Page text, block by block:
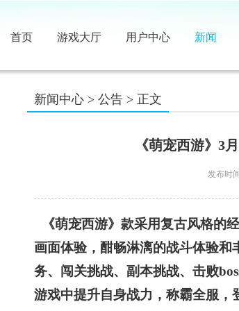
首页 游戏大厅 用户中心 新闻
新闻中心 > 公告 > 正文
《萌宠西游》3
发布时
《萌宠西游》款采用复古风格的
画面体验，酣畅淋漓的战斗体验
务、闯关挑战、副本挑战、击败
游戏中提升自身战力，称霸全服，